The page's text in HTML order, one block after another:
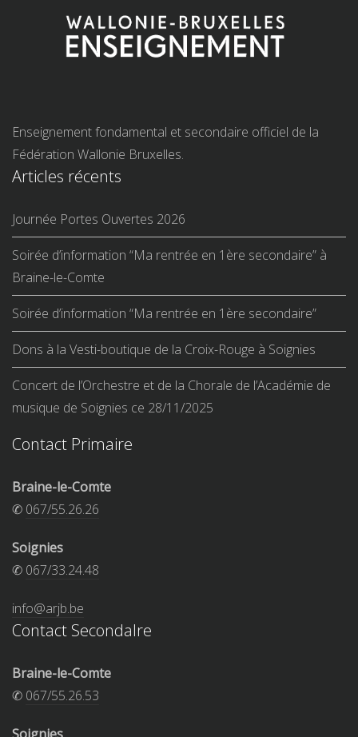
Enseignement fondamental et secondaire officiel de la
Fédération Wallonie Bruxelles.
Articles récents
Journée Portes Ouvertes 2026
Soirée d’information “Ma rentrée en 1ère secondaire” à
Braine-le-Comte
Soirée d’information “Ma rentrée en 1ère secondaire”
Dons à la Vesti-boutique de la Croix-Rouge à Soignies
Concert de l’Orchestre et de la Chorale de l’Académie de
musique de Soignies ce 28/11/2025
Contact Primaire
Braine-le-Comte
✆ 067/55.26.26
Soignies
✆ 067/33.24.48
info@arjb.be
Contact Secondalre
Braine-le-Comte
✆ 067/55.26.53